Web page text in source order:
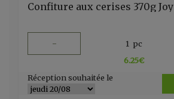
Confiture aux cerises 370g Joy
- 1 pc
6.25€
Réception souhaitée le